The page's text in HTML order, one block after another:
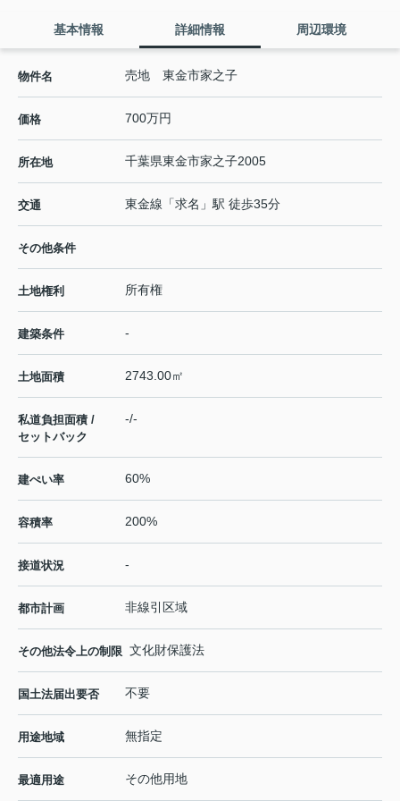
基本情報 詳細情報 周辺環境
物件名 売地 東金市家之子
価格 700万円
所在地 千葉県東金市家之子2005
交通 東金線 「求名 」駅 徒歩35分
その他条件
土地権利 所有権
建築条件 -
土地面積 2743.00㎡
私道負担面積 /
セットバック
-/-
建ぺい率 60%
容積率 200%
接道状況 -
都市計画 非線引区域
その他法令上の制限 文化財保護法
国土法届出要否 不要
用途地域 無指定
最適用途 その他用地